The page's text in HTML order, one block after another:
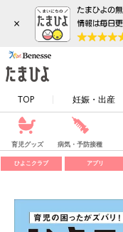
×
TOP 妊娠・出産
育児グッズ 病気・予防接種
ひよこクラブ アプリ